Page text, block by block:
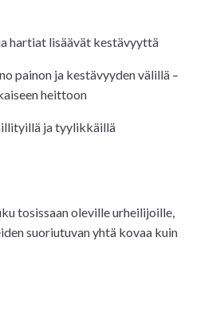
hartiat lisäävät kestävyyttä
painon ja kestävyyden välillä –
heittoon
ja tyylikkäillä
tosissaan oleville urheilijoille,
suoriutuvan yhtä kovaa kuin